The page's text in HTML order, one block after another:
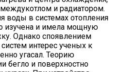
и радиатором.
воды в системах отопления
изучена и имела мощную
Однако споявлением
интерес ученых к
угасал. Теорию
бегло и поверхностно